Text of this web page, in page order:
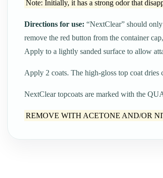
Note: Initially, it has a strong odor that
Directions for use: “NextClear” should
remove the red button from the container
Apply to a lightly sanded surface to allow
Apply 2 coats. The high-gloss top coat
NextClear topcoats are marked with the
REMOVE WITH ACETONE AND/OR